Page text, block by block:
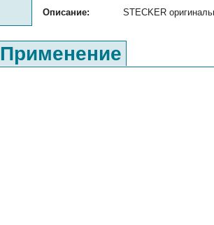
Описание: STECKER
Применение